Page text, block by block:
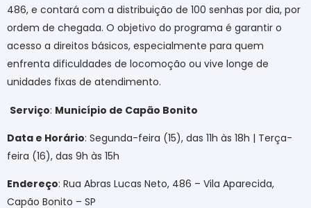
486, e contará com a distribuição de 100 senhas por dia, por
ordem de chegada. O objetivo do programa é garantir o
acesso a direitos básicos, especialmente para quem
enfrenta dificuldades de locomoção ou vive longe de
unidades fixas de atendimento.
Serviço: Município de Capão Bonito
Data e Horário: Segunda-feira (15), das 11h às 18h | Terça-
feira (16), das 9h às 15h
Endereço: Rua Abras Lucas Neto, 486 – Vila Aparecida,
Capão Bonito – SP